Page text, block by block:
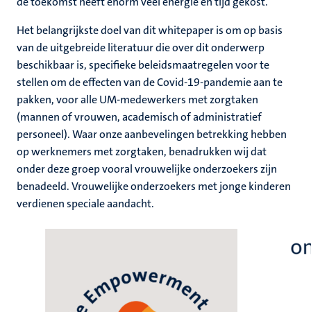
Het belangrijkste doel van dit whitepaper is om op basis
van de uitgebreide literatuur die over dit onderwerp
beschikbaar is, specifieke beleidsmaatregelen voor te
stellen om de effecten van de Covid-19-pandemie aan te
pakken, voor alle UM-medewerkers met zorgtaken
(mannen of vrouwen, academisch of administratief
personeel). Waar onze aanbevelingen betrekking hebben
op werknemers met zorgtaken, benadrukken wij dat
onder deze groep vooral vrouwelijke onderzoekers zijn
benadeeld. Vrouwelijke onderzoekers met jonge kinderen
verdienen speciale aandacht.